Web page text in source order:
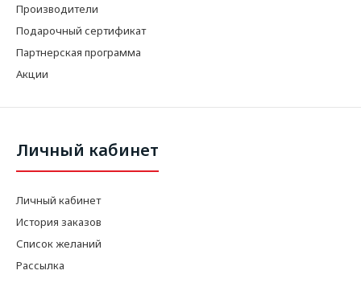
Производители
Подарочный сертификат
Партнерская программа
Акции
Личный кабинет
Личный кабинет
История заказов
Список желаний
Рассылка